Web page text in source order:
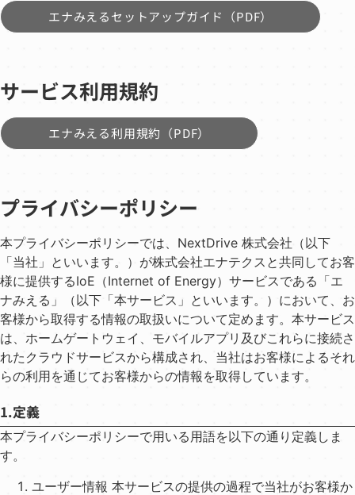
エナみえるセットアップガイド（PDF）
サービス利用規約
エナみえる利用規約（PDF）
プライバシーポリシー
本プライバシーポリシーでは、NextDrive 株式会社（以下
「当社」といいます。）が株式会社エナテクスと共同してお客
様に提供するIoE（Internet of Energy）サービスである「エ
ナみえる」（以下「本サービス」といいます。）において、お
客様から取得する情報の取扱いについて定めます。本サービス
は、ホームゲートウェイ、モバイルアプリ及びこれらに接続さ
れたクラウドサービスから構成され、当社はお客様によるそれ
らの利⽤を通じてお客様からの情報を取得しています。
1.定義
本プライバシーポリシーで⽤いる⽤語を以下の通り定義しま
す。
ユーザー情報 本サービスの提供の過程で当社がお客様か